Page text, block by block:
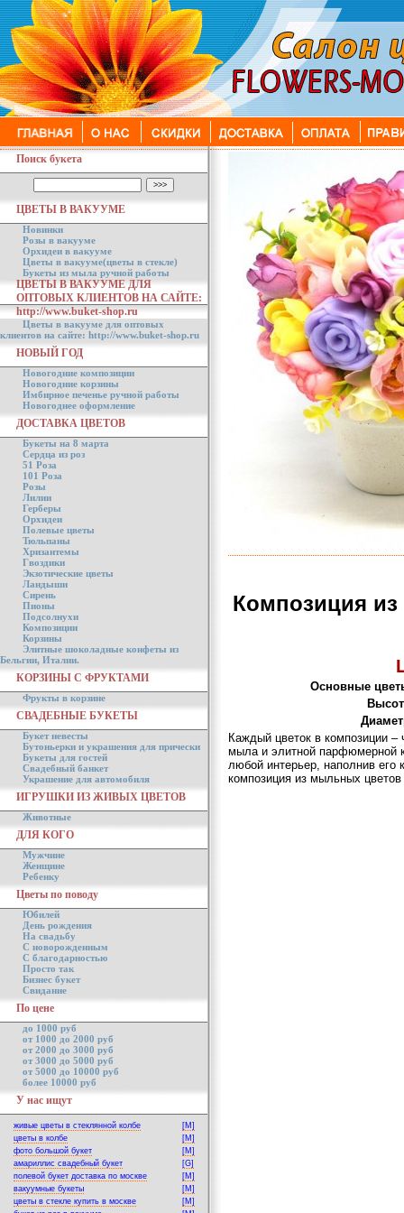
Поиск букета
ЦВЕТЫ В ВАКУУМЕ
Новинки
Розы в вакууме
Орхидеи в вакууме
Цветы в вакууме(цветы в стекле)
Букеты из мыла ручной работы
ЦВЕТЫ В ВАКУУМЕ ДЛЯ
ОПТОВЫХ КЛИЕНТОВ НА САЙТЕ:
http://www.buket-shop.ru
Цветы в вакууме для оптовых
клиентов на сайте: http://www.buket-shop.ru
НОВЫЙ ГОД
Новогодние композиции
Новогодние корзины
Имбирное печенье ручной работы
Новогоднее оформление
ДОСТАВКА ЦВЕТОВ
Букеты на 8 марта
Сердца из роз
51 Роза
101 Роза
Розы
Лилии
Герберы
Орхидеи
Полевые цветы
Тюльпаны
Хризантемы
Гвоздики
Экзотические цветы
Ландыши
Сирень
Пионы
Подсолнухи
Композиции
Корзины
Элитные шоколадные конфеты из
Бельгии, Италии.
КОРЗИНЫ С ФРУКТАМИ
Фрукты в корзине
СВАДЕБНЫЕ БУКЕТЫ
Букет невесты
Бутоньерки и украшения для прически
Букеты для гостей
Свадебный банкет
Украшение для автомобиля
ИГРУШКИ ИЗ ЖИВЫХ ЦВЕТОВ
Животные
ДЛЯ КОГО
Мужчине
Женщине
Ребенку
Цветы по поводу
Юбилей
День рождения
На свадьбу
С новорожденным
С благодарностью
Просто так
Бизнес букет
Свидание
По цене
до 1000 руб
от 1000 до 2000 руб
от 2000 до 3000 руб
от 3000 до 5000 руб
от 5000 до 10000 руб
более 10000 руб
У нас ищут
живые цветы в стеклянной колбе
[M]
цветы в колбе
[M]
фото большой букет
[M]
амариллис свадебный букет
[G]
полевой букет доставка по москве
[M]
вакуумные букеты
[M]
цветы в стекле купить в москве
[M]
Композиция
Основные
Каждый цветок в композиции –
мыла и элитной парфюмерной
любой интерьер, наполнив его
композиция из мыльных